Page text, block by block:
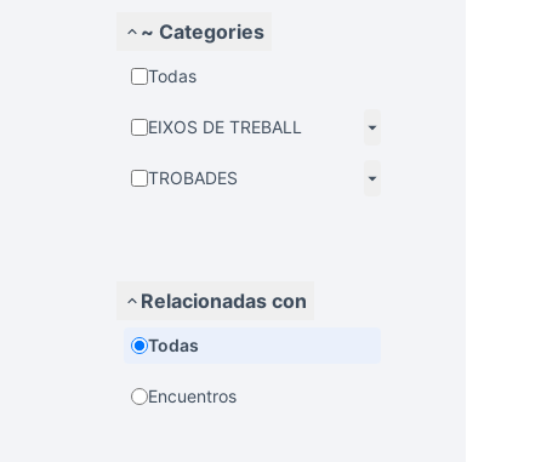
~ Categories
Todas
EIXOS DE TREBALL
TROBADES
Relacionadas con
Todas
Encuentros